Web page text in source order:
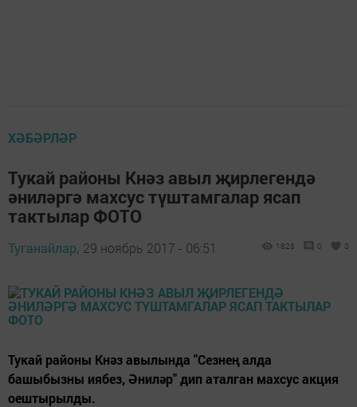
ХӘБӘРЛӘР
Тукай районы Кнәз авыл җирлегендә
әниләргә махсус түштамгалар ясап
тактылар ФОТО
Туганайлар, 29 ноябрь 2017 - 06:51 1828 0 0
Тукай районы Кнәз авылында "Сезнең алда
башыбызны иябез, Әниләр" дип аталган махсус акция
оештырылды.